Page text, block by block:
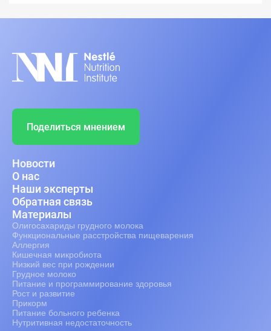
Поделиться мнением
Новости
О нас
Наши эксперты
Обратная связь
Материалы
Олигосахариды грудного молока
Функциональные расстройства пищеварения
Аллергия
Кишечная микробиота
Низкий вес при рождении
Грудное молоко
Питание и программирование здоровья
Рост и развитие
Прикорм
Питание больного ребенка
Нутритивная недостаточность